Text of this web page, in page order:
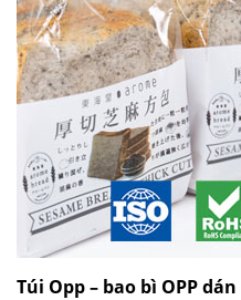
Túi Opp – bao bì OPP